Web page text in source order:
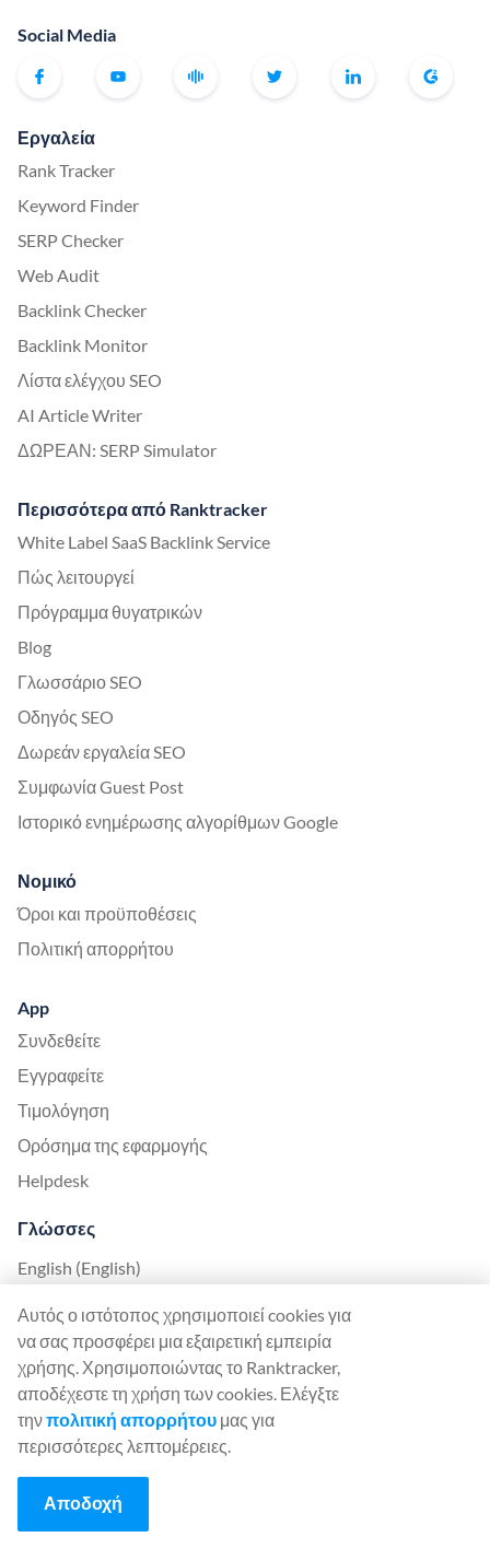
Social Media
Εργαλεία
Rank Tracker
Keyword Finder
SERP Checker
Web Audit
Backlink Checker
Backlink Monitor
Λίστα ελέγχου SEO
AI Article Writer
ΔΩΡΕΑΝ: SERP Simulator
Περισσότερα από Ranktracker
White Label SaaS Backlink Service
Πώς λειτουργεί
Πρόγραμμα θυγατρικών
Blog
Γλωσσάριο SEO
Οδηγός SEO
Δωρεάν εργαλεία SEO
Συμφωνία Guest Post
Ιστορικό ενημέρωσης αλγορίθμων Google
Νομικό
Όροι και προϋποθέσεις
Πολιτική απορρήτου
App
Συνδεθείτε
Εγγραφείτε
Τιμολόγηση
Ορόσημα της εφαρμογής
Helpdesk
Γλώσσες
English (English)
Deutsch (German)
Español (Spanish)
Français (French)
Italiano (Italian)
日本語 (Japanese)
Nederlands (Nederlands)
Polski (Polish)
Αυτός ο ιστότοπος χρησιμοποιεί cookies για
να σας προσφέρει μια εξαιρετική εμπειρία
χρήσης. Χρησιμοποιώντας το Ranktracker,
αποδέχεστε τη χρήση των cookies. Ελέγξτε
τηνπολιτική απορρήτου μας για
περισσότερες λεπτομέρειες.
Αποδοχή